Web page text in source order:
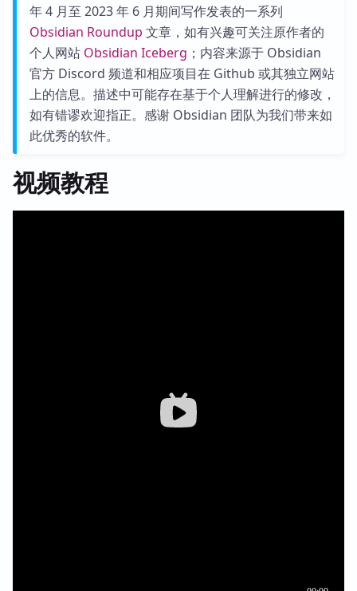
年 4 月至 2023 年 6 月期间写作发表的一系列
Obsidian Roundup 文章，如有兴趣可关注原作者的
个人网站 Obsidian Iceberg ；内容来源于 Obsidian
官方 Discord 频道和相应项目在 Github 或其独立网站
上的信息。描述中可能存在基于个人理解进行的修改，
如有错谬欢迎指正。感谢 Obsidian 团队为我们带来如
此优秀的软件。
视频教程